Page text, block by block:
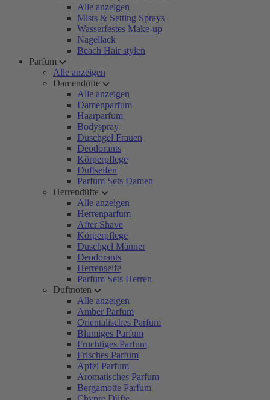
Alle anzeigen
Mists & Setting Sprays
Wasserfestes Make-up
Nagellack
Beach Hair stylen
Parfum
Alle anzeigen
Damendüfte
Alle anzeigen
Damenparfum
Haarparfum
Bodyspray
Duschgel Frauen
Deodorants
Körperpflege
Duftseifen
Parfum Sets Damen
Herrendüfte
Alle anzeigen
Herrenparfum
After Shave
Körperpflege
Duschgel Männer
Deodorants
Herrenseife
Parfum Sets Herren
Duftnoten
Alle anzeigen
Amber Parfum
Orientalisches Parfum
Blumiges Parfum
Fruchtiges Parfum
Frisches Parfum
Apfel Parfum
Aromatisches Parfum
Bergamotte Parfum